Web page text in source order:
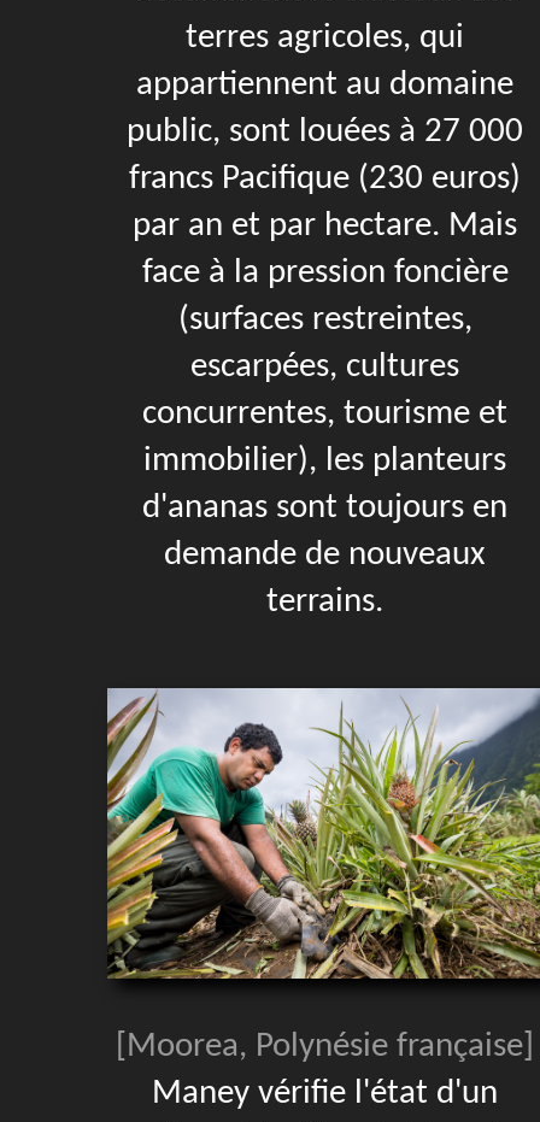
terres agricoles, qui
appartiennent au domaine
public, sont louées à 27 000
francs Pacifique (230 euros)
par an et par hectare. Mais
face à la pression foncière
(surfaces restreintes,
escarpées, cultures
concurrentes, tourisme et
immobilier), les planteurs
d'ananas sont toujours en
demande de nouveaux
terrains.
[Moorea, Polynésie française]
Maney vérifie l'état d'un